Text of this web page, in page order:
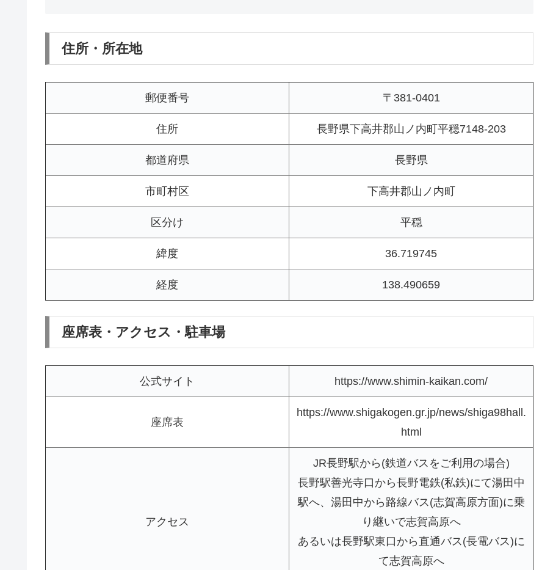
住所・所在地
郵便番号 〒381-0401
住所 長野県下高井郡山ノ内町平穏7148-203
都道府県 長野県
市町村区 下高井郡山ノ内町
区分け 平穏
緯度 36.719745
経度 138.490659
座席表・アクセス・駐車場
公式サイト https://www.shimin-kaikan.com/
座席表
https://www.shigakogen.gr.jp/news/shiga98hall.
html
アクセス
JR長野駅から(鉄道バスをご利用の場合)
長野駅善光寺口から長野電鉄(私鉄)にて湯田中
駅へ、湯田中から路線バス(志賀高原方面)に乗
り継いで志賀高原へ
あるいは長野駅東口から直通バス(長電バス)に
て志賀高原へ